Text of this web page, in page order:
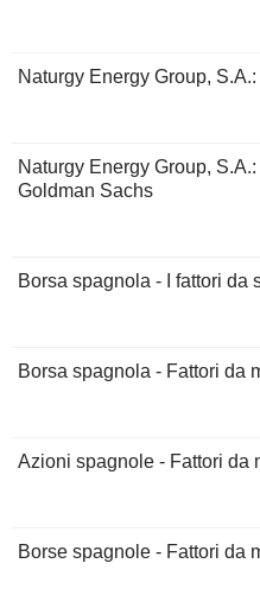
Naturgy Energy Group,
Naturgy Energy Group,
Goldman Sachs
Borsa spagnola - I fattori da
Borsa spagnola - Fattori da
Azioni spagnole - Fattori da
Borse spagnole - Fattori da